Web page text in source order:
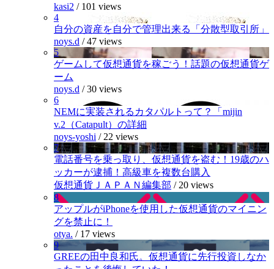
kasi2 / 101 views
4
自分の資産を自分で管理出来る「分散型取引所」
noys.d /47 views
5
ゲームして仮想通貨を稼ごう！話題の仮想通貨ゲ
ーム
noys.d /30 views
6
NEMに実装されるカタパルトって？「mijin
v.2（Catapult）の詳細
noys-yoshi / 22 views
7
電話番号を乗っ取り、仮想通貨を盗む！19歳のハ
ッカーが逮捕！高級車を複数台購入
仮想通貨ＪＡＰＡＮ編集部 / 20 views
8
アップルがiPhoneを使用した仮想通貨のマイニン
グを禁止に！
otya. / 17 views
9
GREEの田中良和氏。仮想通貨に先行投資しなか